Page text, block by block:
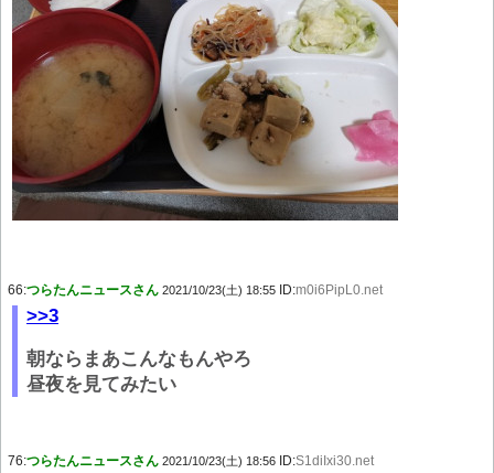
66:つらたんニュースさん 2021/10/23(土) 18:55 ID:m0i6PipL0.net
>>3
朝ならまあこんなもんやろ
昼夜を見てみたい
76:つらたんニュースさん 2021/10/23(土) 18:56 ID:S1diIxi30.net